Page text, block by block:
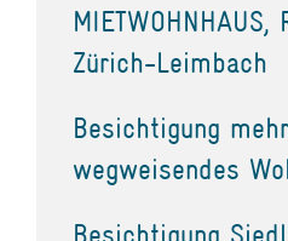
Zürich-Leimbach
Besichtigung
wegweisendes